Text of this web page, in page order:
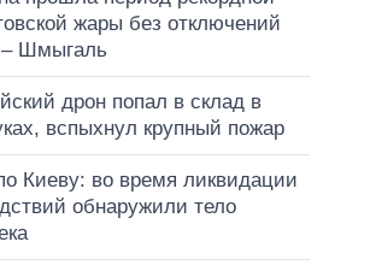
жары без отключений
– Шмыгаль
дрон попал в склад в
вспыхнул крупный пожар
Киеву: во время ликвидации
обнаружили тело